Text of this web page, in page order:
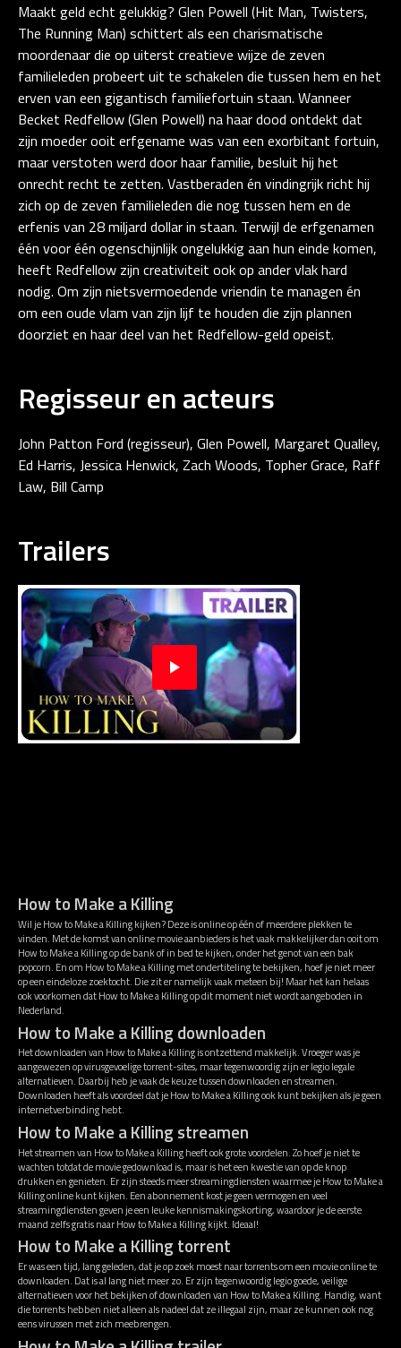
Maakt geld echt gelukkig? Glen Powell (Hit Man, Twisters,
The Running Man) schittert als een charismatische
moordenaar die op uiterst creatieve wijze de zeven
familieleden probeert uit te schakelen die tussen hem en het
erven van een gigantisch familiefortuin staan. Wanneer
Becket Redfellow (Glen Powell) na haar dood ontdekt dat
zijn moeder ooit erfgename was van een exorbitant fortuin,
maar verstoten werd door haar familie, besluit hij het
onrecht recht te zetten. Vastberaden én vindingrijk richt hij
zich op de zeven familieleden die nog tussen hem en de
erfenis van 28 miljard dollar in staan. Terwijl de erfgenamen
één voor één ogenschijnlijk ongelukkig aan hun einde komen,
heeft Redfellow zijn creativiteit ook op ander vlak hard
nodig. Om zijn nietsvermoedende vriendin te managen én
om een oude vlam van zijn lijf te houden die zijn plannen
doorziet en haar deel van het Redfellow-geld opeist.
Regisseur en acteurs
John Patton Ford (regisseur), Glen Powell, Margaret Qualley,
Ed Harris, Jessica Henwick, Zach Woods, Topher Grace, Raff
Law, Bill Camp
Trailers
How to Make a Killing
Wil je How to Make a Killing kijken? Deze is online op één of meerdere plekken te
vinden. Met de komst van online movie aanbieders is het vaak makkelijker dan ooit om
How to Make a Killing op de bank of in bed te kijken, onder het genot van een bak
popcorn. En om How to Make a Killing met ondertiteling te bekijken, hoef je niet meer
op een eindeloze zoektocht. Die zit er namelijk vaak meteen bij! Maar het kan helaas
ook voorkomen dat How to Make a Killing op dit moment niet wordt aangeboden in
Nederland.
How to Make a Killing downloaden
Het downloaden van How to Make a Killing is ontzettend makkelijk. Vroeger was je
aangewezen op virusgevoelige torrent-sites, maar tegenwoordig zijn er legio legale
alternatieven. Daarbij heb je vaak de keuze tussen downloaden en streamen.
Downloaden heeft als voordeel dat je How to Make a Killing ook kunt bekijken als je geen
internetverbinding hebt.
How to Make a Killing streamen
Het streamen van How to Make a Killing heeft ook grote voordelen. Zo hoef je niet te
wachten totdat de movie gedownload is, maar is het een kwestie van op de knop
drukken en genieten. Er zijn steeds meer streamingdiensten waarmee je How to Make a
Killing online kunt kijken. Een abonnement kost je geen vermogen en veel
streamingdiensten geven je een leuke kennismakingskorting, waardoor je de eerste
maand zelfs gratis naar How to Make a Killing kijkt. Ideaal!
How to Make a Killing torrent
Er was een tijd, lang geleden, dat je op zoek moest naar torrents om een movie online te
downloaden. Dat is al lang niet meer zo. Er zijn tegenwoordig legio goede, veilige
alternatieven voor het bekijken of downloaden van How to Make a Killing. Handig, want
die torrents hebben niet alleen als nadeel dat ze illegaal zijn, maar ze kunnen ook nog
eens virussen met zich meebrengen.